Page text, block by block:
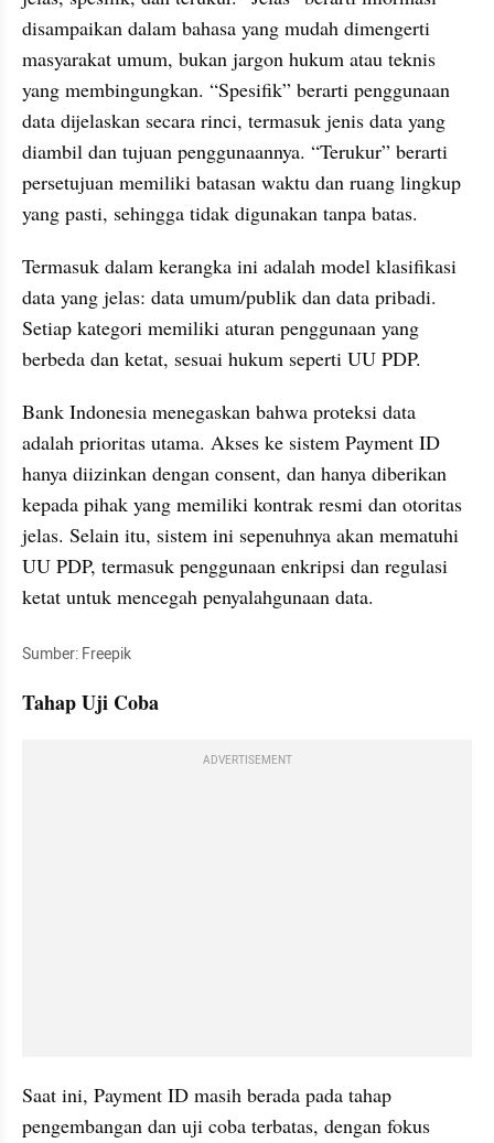
disampaikan dalam bahasa yang mudah dimengerti
masyarakat umum, bukan jargon hukum atau teknis
yang membingungkan. “Spesifik” berarti penggunaan
data dijelaskan secara rinci, termasuk jenis data yang
diambil dan tujuan penggunaannya. “Terukur” berarti
persetujuan memiliki batasan waktu dan ruang lingkup
yang pasti, sehingga tidak digunakan tanpa batas.
Termasuk dalam kerangka ini adalah model klasifikasi
data yang jelas: data umum/publik dan data pribadi.
Setiap kategori memiliki aturan penggunaan yang
berbeda dan ketat, sesuai hukum seperti UU PDP.
Bank Indonesia menegaskan bahwa proteksi data
adalah prioritas utama. Akses ke sistem Payment ID
hanya diizinkan dengan consent, dan hanya diberikan
kepada pihak yang memiliki kontrak resmi dan otoritas
jelas. Selain itu, sistem ini sepenuhnya akan mematuhi
UU PDP, termasuk penggunaan enkripsi dan regulasi
ketat untuk mencegah penyalahgunaan data.
Sumber: Freepik
Tahap Uji Coba
ADVERTISEMENT
Saat ini, Payment ID masih berada pada tahap
pengembangan dan uji coba terbatas, dengan fokus